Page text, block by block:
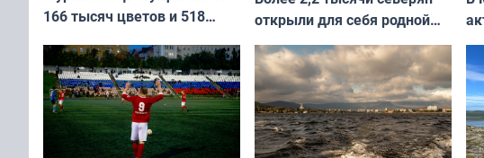
166 тысяч цветов и 518
открыли для себя родной
край в рамках проекта
«Туризм для своих»